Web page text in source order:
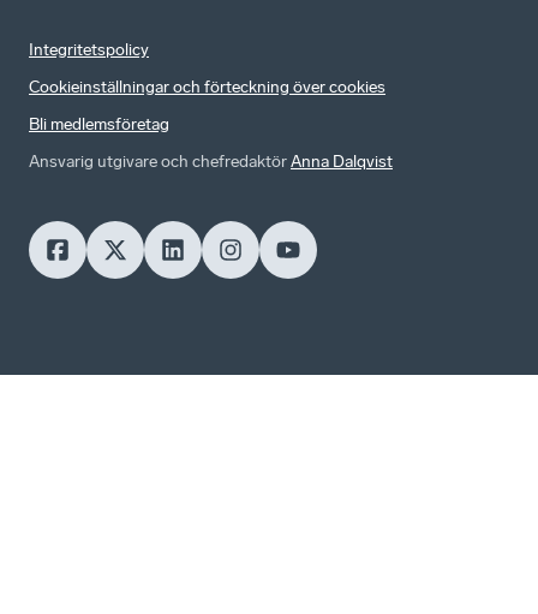
Integritetspolicy
Cookieinställningar och förteckning över cookies
Bli medlemsföretag
Ansvarig utgivare och chefredaktörAnna Dalqvist